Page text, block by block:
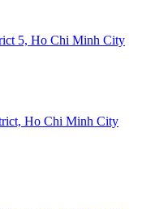
5, Ho Chi Minh City
Ho Chi Minh City